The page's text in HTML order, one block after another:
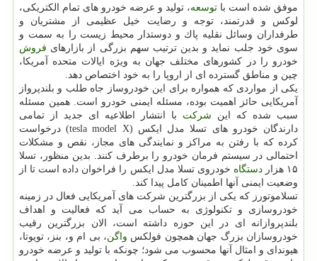
موفق شده است با توسعه، تولید و عرضه خودرو های تمام الكتریكی،
لوكس و قدرتمند، توجه و رضایت خیل عظیمی از مشتریان و
طرفداران وسائل نقلیه پاك و دوستدار محیط زیست را به سمت و
سوی خود جلب نماید و بدین ترتیب سهم بزرگی از بازارهای فروش
خودرو را در كشورهای مختلف جهان به ویژه ایالات متحده آمریكا،
چین و مناطق گسترده ای از اروپا را به خود اختصاص دهد.
یكی از مواردی كه همواره برای این خودروساز جاه طلب و بلندپرواز
آمریكایی حائز اهمیت بوده، مسئله ایمنی خودرو است. همین مسئله
سبب شده كه این شركت با انتشار اطلاعیه ای جدید از تمامی
دارندگان خودرو های تسلا مدل ایكس (tesla model X) درخواست
كرده كه با رفتن به مراكز و نمایندگی های مجاز، نقص و مشكلات
احتمالی در سیستم فرمان خودرو را برطرف كنند. بدین منظور، تسلا
۱۵ هزار
دستگاه خودروی تسلا مدل ایكس را فراخوان داده است تا از
وضعیت ایمنی آنها اطمینان كامل پیدا كند.
تسلاموتورز كه یكی از بزرگترین شركت های آمریكایی فعال در زمینه
خودروسازی و تكنولوژی به حساب می آید كه فعالیت و اهداف
بلندپروازانه ای در این حوزه داشته است، الان بزرگترین رقیب
خودروسازان بزرگ جهان همچون فولكس واگن، بی ام و، بنز، تویوتا،
هیوندای و امثال آنها محسوب می شود؛ چونكه با تولید و عرضه خودرو